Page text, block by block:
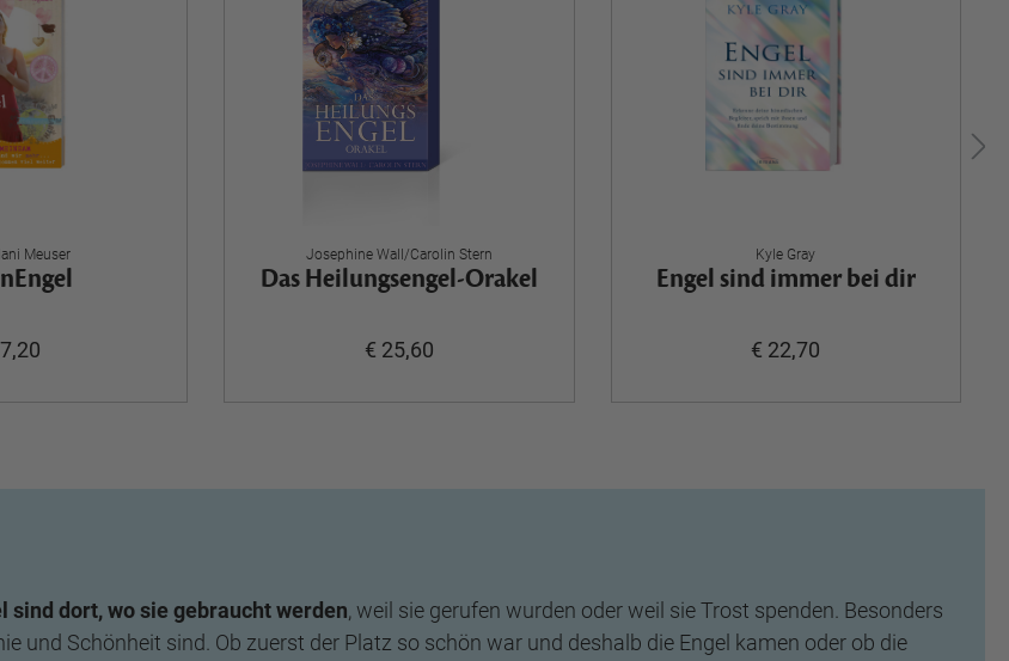
Meuser Josephine Wall/Carolin Stern
Das Heilungsengel-Orakel
€ 25,60
Kyle Gray
Engel sind immer bei dir
€ 22,70
sind dort, wo sie gebraucht werden, weil sie gerufen wurden oder weil sie Trost spenden. Besonders
und Schönheit sind. Ob zuerst der Platz so schön war und deshalb die Engel kamen oder ob die